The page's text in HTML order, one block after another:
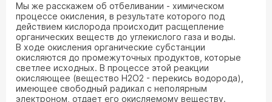
Мы же расскажем об отбеливании - химическом
процессе окисления, в результате которого под
действием кислорода происходит расщепление
органических веществ до углекислого газа и воды.
В ходе окисления органические субстанции
окисляются до промежуточных продуктов, которые
светлее исходных. В процессе этой реакции
окисляющее (вещество H2O2 - перекись водорода),
имеющее свободный радикал с неполярным
электроном, отдает его окисляемому веществу.